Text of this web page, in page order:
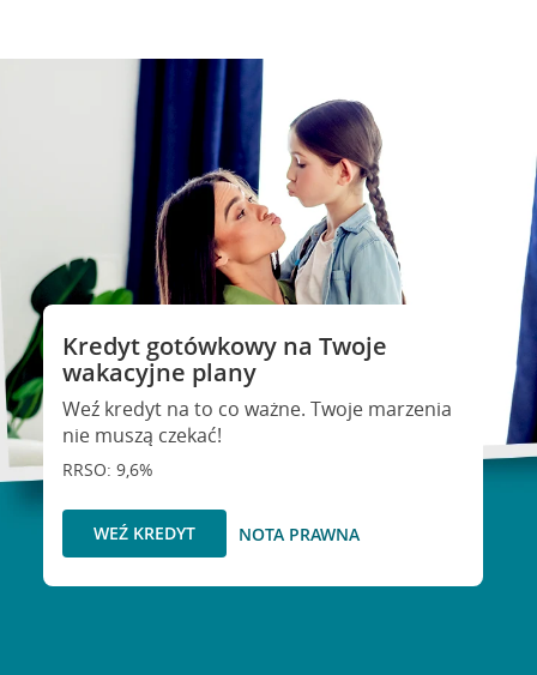
Kredyt gotówkowy na Twoje
wakacyjne plany
Weź kredyt na to co ważne. Twoje marzenia
nie muszą czekać!
RRSO: 9,6%
WEŹ KREDYT NOTA PRAWNA